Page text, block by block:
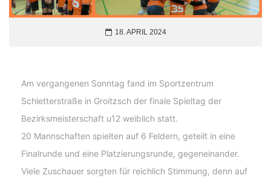
18. APRIL 2024
Am vergangenen Sonntag fand im Sportzentrum
Schletterstraße in Groitzsch der finale Spieltag der
Bezirksmeisterschaft u12 weiblich statt.
20 Mannschaften spielten auf 6 Feldern, geteilt in eine
Finalrunde und eine Platzierungsrunde, gegeneinander.
Viele Zuschauer sorgten für reichlich Stimmung, denn auf